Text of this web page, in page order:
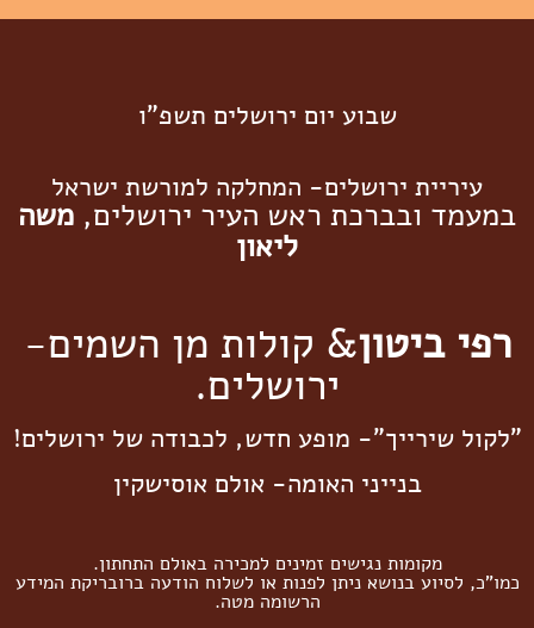
שבוע יום ירושלים תשפ"ו
עיריית ירושלים- המחלקה למורשת ישראל
במעמד ובברכת ראש העיר ירושלים, משה
ליאון
רפי ביטון& קולות מן השמים-
ירושלים.
"לקול שירייך"- מופע חדש, לכבודה של ירושלים!
בנייני האומה- אולם אוסישקין
מקומות נגישים זמינים למכירה באולם התחתון.
כמו"כ, לסיוע בנושא ניתן לפנות או לשלוח הודעה ברובריקת המידע
הרשומה מטה.